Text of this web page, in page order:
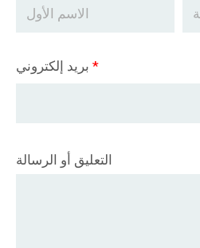
*
التعليق أو الرسالة